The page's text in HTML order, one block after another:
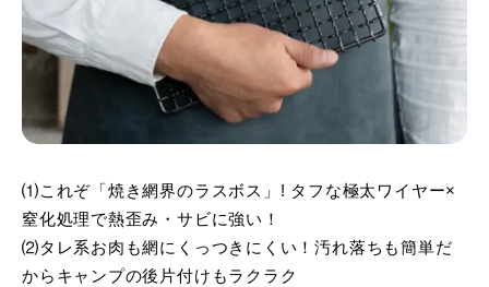
⑴これぞ「焼き網界のラスボス」! タフな極太ワイヤー×
窒化処理で熱歪み・サビに強い！
⑵タレ系お肉も網にくっつきにくい！汚れ落ちも簡単だ
からキャンプの後片付けもラクラク